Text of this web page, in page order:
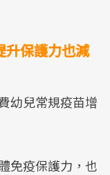
保護力也減
幼兒常規疫苗增
免疫保護力，也